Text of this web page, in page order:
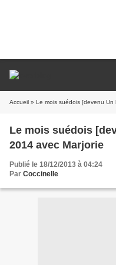
Accueil » Le mois suédois [devenu
Le mois suédois
2014 avec Marjorie
Publié le 18/12/2013 à 04:24
Par Coccinelle